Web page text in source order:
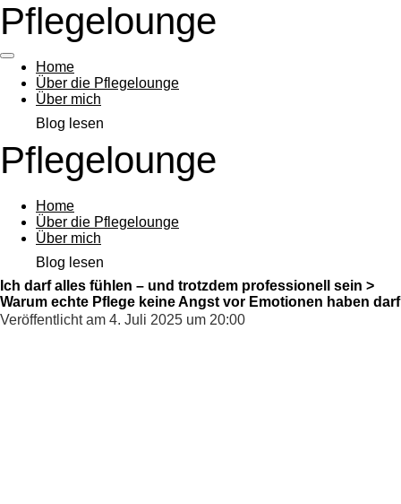
Zum
Hauptinhalt
Pflegelounge
Home
Über die Pflegelounge
Über mich
Blog lesen
Pflegelounge
Home
Über die Pflegelounge
Über mich
Blog lesen
Ich darf alles fühlen – und trotzdem professionell sein >
Warum echte Pflege keine Angst vor Emotionen haben darf
Veröffentlicht am 4. Juli 2025 um 20:00